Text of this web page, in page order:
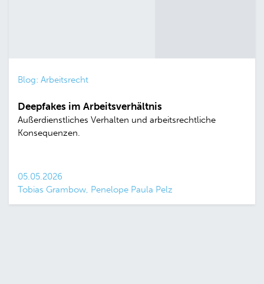
Blog: Arbeitsrecht
Deepfakes im Arbeitsverhältnis
Außerdienstliches Verhalten und arbeitsrechtliche
Konsequenzen.
05.05.2026
Tobias Grambow, Penelope Paula Pelz